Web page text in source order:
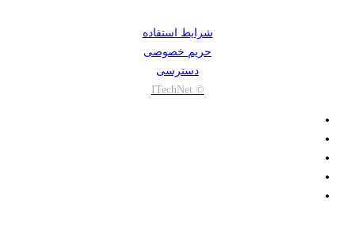
شرایط استفاده
حریم خصوصی
دسترسی
© ITechNet